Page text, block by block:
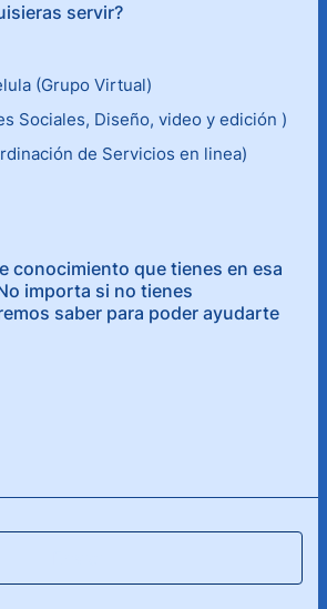
servir?
(Grupo Virtual)
Sociales, Diseño, video y edición )
de Servicios en linea)
conocimiento que tienes en esa
importa si no tienes
saber para poder ayudarte